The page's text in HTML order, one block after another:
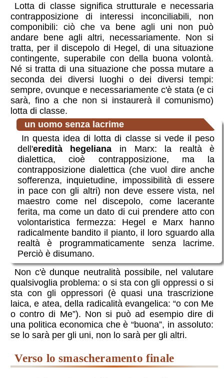
Lotta di classe significa strutturale e necessaria
contrapposizione di interessi inconciliabili, non
componibili: ciò che va bene agli uni non può
andare bene agli altri, necessariamente. Non si
tratta, per il discepolo di Hegel, di una situazione
contingente, superabile con della buona volontà.
Né si tratta di una situazione che possa mutare a
seconda dei diversi luoghi o dei diversi tempi:
sempre, ovunque e necessariamente c'è stata (e ci
sarà, fino a che non si instaurerà il comunismo)
lotta di classe.
un uomo senza lacrime
In questa idea di lotta di classe si vede il peso
dell'eredità hegeliana in Marx: la realtà è
dialettica, cioè contrapposizione, ma la
contrapposizione dialettica (che vuol dire anche
sofferenza, inquietudine, impossibilità di essere
in pace con gli altri) non deve essere vista, nel
maestro come nel discepolo, come lacerante
ferita, ma come un dato di cui prendere atto con
volontaristica fermezza: Hegel e Marx hanno
radicalmente bandito il pianto, il loro sguardo alla
realtà è programmaticamente senza lacrime.
Perciò è disumano.
Non c'è dunque neutralità possibile, nel valutare
qualsivoglia problema: o si sta con gli oppressi o si
sta con gli oppressori (è quasi una trascrizione
laica, e atea, della radicalità evangelica: “o con Me
o contro di Me”). Non si può ad esempio dire di
una politica economica che è “buona”, in assoluto:
se lo sarà per gli uni, non lo sarà per gli altri.
verso lo smascheramento finale